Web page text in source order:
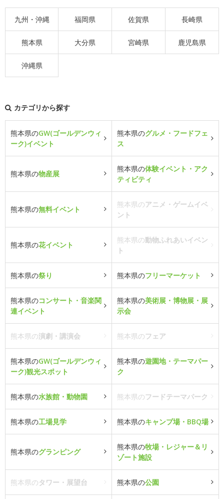
九州・沖縄 福岡県 佐賀県 長崎県
熊本県 大分県 宮崎県 鹿児島県
沖縄県
カテゴリから探す
熊本県のGW(ゴールデンウィ
ーク)イベント
熊本県のグルメ・フードフェ
ス
熊本県の物産展
熊本県の体験イベント・アク
ティビティ
熊本県の無料イベント
熊本県のアニメ・ゲームイベ
ント
熊本県の花イベント
熊本県の動物ふれあいイベン
ト
熊本県の祭り 熊本県のフリーマーケット
熊本県のコンサート・音楽関
連イベント
熊本県の美術展・博物展・展
示会
熊本県の演劇・講演会 熊本県のフェア
熊本県のGW(ゴールデンウィ
ーク)観光スポット
熊本県の遊園地・テーマパー
ク
熊本県の水族館・動物園 熊本県のフードテーマパーク
熊本県の工場見学 熊本県のキャンプ場・BBQ場
熊本県のグランピング
熊本県の牧場・レジャー＆リ
ゾート施設
熊本県のタワー・展望台 熊本県の公園